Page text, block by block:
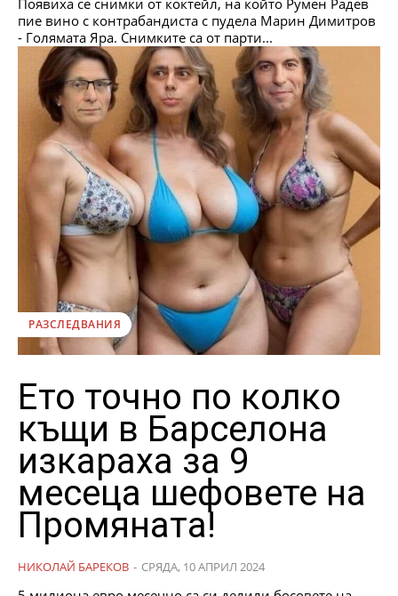
Появиха се снимки от коктейл, на който Румен Радев
пие вино с контрабандиста с пудела Марин Димитров
- Голямата Яра. Снимките са от парти...
РАЗСЛЕДВАНИЯ
Ето точно по колко
къщи в Барселона
изкараха за 9
месеца шефовете на
Промяната!
НИКОЛАЙ БАРЕКОВ - СРЯДА, 10 АПРИЛ 2024